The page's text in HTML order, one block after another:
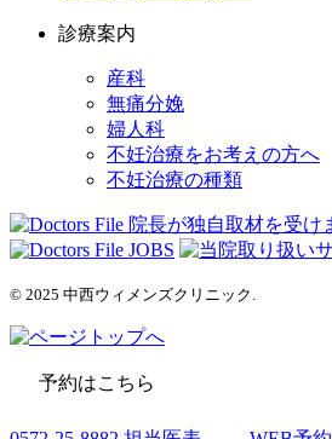
診療案内
産科
無痛分娩
婦人科
不妊治療をお考えの方へ
不妊治療の種類
© 2025 中西ウィメンズクリニック.
予約はこちら